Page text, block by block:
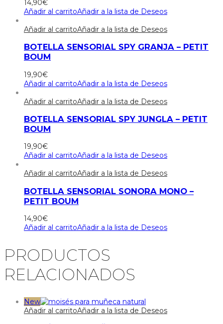
14,90€
Añadir al carritoAñadir a la lista de Deseos
Añadir al carritoAñadir a la lista de Deseos
BOTELLA SENSORIAL SPY GRANJA – PETIT
BOUM
19,90€
Añadir al carritoAñadir a la lista de Deseos
Añadir al carritoAñadir a la lista de Deseos
BOTELLA SENSORIAL SPY JUNGLA – PETIT
BOUM
19,90€
Añadir al carritoAñadir a la lista de Deseos
Añadir al carritoAñadir a la lista de Deseos
BOTELLA SENSORIAL SONORA MONO –
PETIT BOUM
14,90€
Añadir al carritoAñadir a la lista de Deseos
PRODUCTOS
RELACIONADOS
New
Añadir al carritoAñadir a la lista de Deseos